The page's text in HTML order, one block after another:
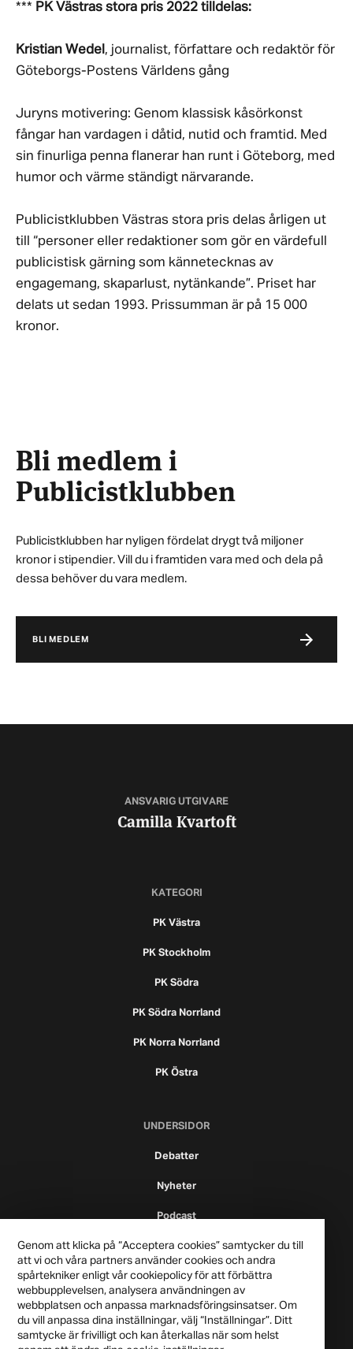
*** PK Västras stora pris 2022 tilldelas:
Kristian Wedel , journalist, författare och redaktör för
Göteborgs-Postens Världens gång
Juryns motivering: Genom klassisk kåsörkonst
fångar han vardagen i dåtid, nutid och framtid. Med
sin finurliga penna flanerar han runt i Göteborg, med
humor och värme ständigt närvarande.
Publicistklubben Västras stora pris delas årligen ut
till “personer eller redaktioner som gör en värdefull
publicistisk gärning som kännetecknas av
engagemang, skaparlust, nytänkande”. Priset har
delats ut sedan 1993. Prissumman är på 15 000
kronor.
Bli medlem i
Publicistklubben
Publicistklubben har nyligen fördelat drygt två miljoner
kronor i stipendier. Vill du i framtiden vara med och dela på
dessa behöver du vara medlem.
BLI MEDLEM
ANSVARIG UTGIVARE
Camilla Kvartoft
KATEGORI
PK Västra
PK Stockholm
PK Södra
PK Södra Norrland
PK Norra Norrland
PK Östra
UNDERSIDOR
Debatter
Nyheter
Podcast
Genom att klicka på “Acceptera cookies” samtycker du till
att vi och våra partners använder cookies och andra
spårtekniker enligt vår cookiepolicy för att förbättra
webbupplevelsen, analysera användningen av
webbplatsen och anpassa marknadsföringsinsatser. Om
du vill anpassa dina inställningar, välj “Inställningar”. Ditt
samtycke är frivilligt och kan återkallas när som helst